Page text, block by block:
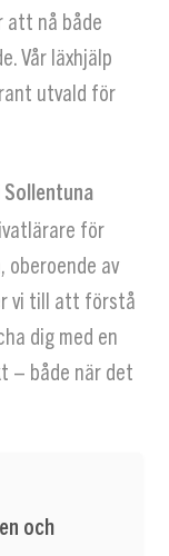
att nå både
Vår läxhjälp
utvald för
för
oberoende av
vi till att förstå
dig med en
– både när det
och